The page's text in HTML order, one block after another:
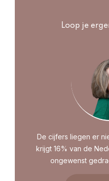
Loop je
De cijfers liegen er
krijgt 16% van de
ongewenst